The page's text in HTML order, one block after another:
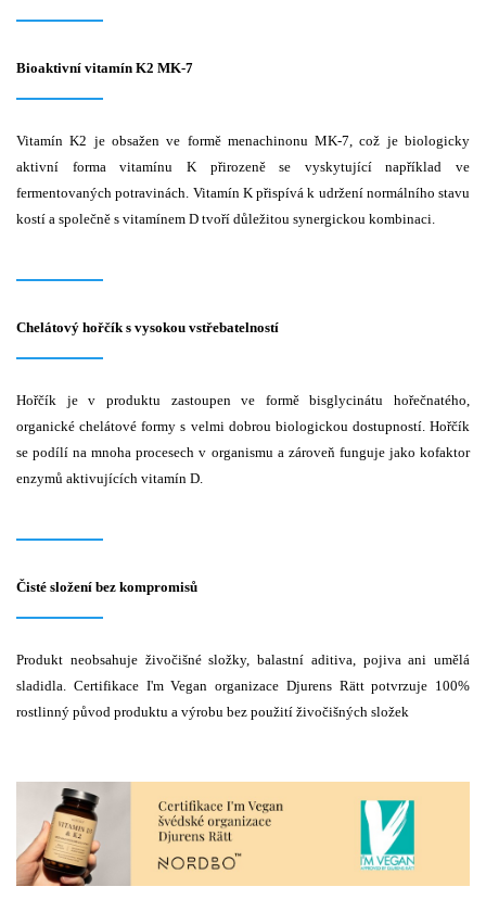
Bioaktivní vitamín K2 MK-7
Vitamín K2 je obsažen ve formě menachinonu MK-7, což je biologicky
aktivní forma vitamínu K přirozeně se vyskytující například ve
fermentovaných potravinách. Vitamín K přispívá k udržení normálního stavu
kostí a společně s vitamínem D tvoří důležitou synergickou kombinaci.
Chelátový hořčík s vysokou vstřebatelností
Hořčík je v produktu zastoupen ve formě bisglycinátu hořečnatého,
organické chelátové formy s velmi dobrou biologickou dostupností. Hořčík
se podílí na mnoha procesech v organismu a zároveň funguje jako kofaktor
enzymů aktivujících vitamín D.
Čisté složení bez kompromisů
Produkt neobsahuje živočišné složky, balastní aditiva, pojiva ani umělá
sladidla. Certifikace I'm Vegan organizace Djurens Rätt potvrzuje 100%
rostlinný původ produktu a výrobu bez použití živočišných složek